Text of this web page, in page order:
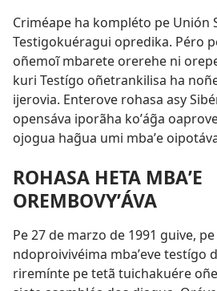
Criméape ha kompléto pe Unión
Testigokuéragui opredika. Péro
oñemoĩ mbarete orerehe ni
kuri Testígo oñetrankilisa ha
ijerovia. Enterove rohasa asy
opensáva iporãha koʼág̃a
ojogua hag̃ua umi mbaʼe
ROHASA HETA MBAʼE
OREMBOVYʼÁVA
Pe 27 de marzo de 1991 guive,
ndoproivivéima mbaʼeve testígo
riremínte pe tetã tuichakuére